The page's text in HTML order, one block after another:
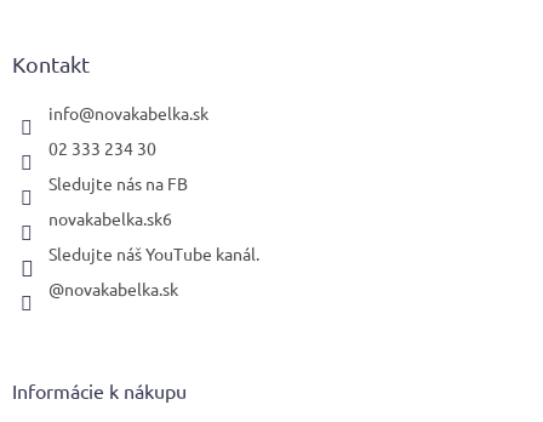
Kontakt
info@novakabelka.sk
02 333 234 30
Sledujte nás na FB
novakabelka.sk6
Sledujte náš YouTube kanál.
@novakabelka.sk
Informácie k nákupu